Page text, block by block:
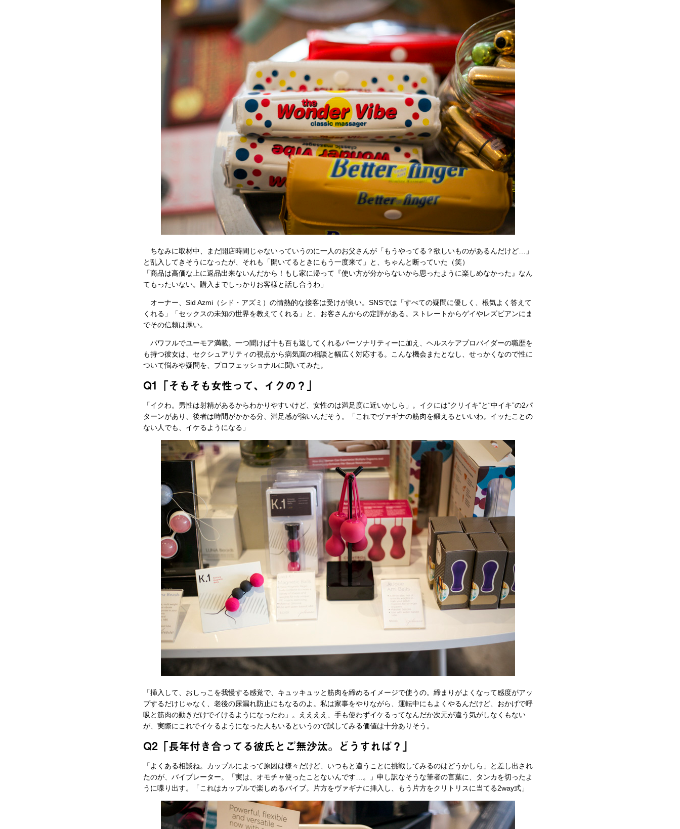
ちなみに取材中、まだ開店時間じゃないっていうのに一人のお父さんが「もうやってる？欲しいものがあるんだけど…」
と乱入してきそうになったが、それも「開いてるときにもう一度来て」と、ちゃんと断っていた（笑）
「商品は高価な上に返品出来ないんだから！もし家に帰って『使い方が分からないから思ったように楽しめなかった』なん
てもったいない。購入までしっかりお客様と話し合うわ」
オーナー、Sid Azmi（シド・アズミ）の情熱的な接客は受けが良い。SNSでは「すべての疑問に優しく、根気よく答えて
くれる」「セックスの未知の世界を教えてくれる」と、お客さんからの定評がある。ストレートからゲイやレズビアンにま
でその信頼は厚い。
パワフルでユーモア満載。一つ聞けば十も百も返してくれるパーソナリティーに加え、ヘルスケアプロバイダーの職歴を
も持つ彼女は、セクシュアリティの視点から病気面の相談と幅広く対応する。こんな機会またとなし、せっかくなので性に
ついて悩みや疑問を、プロフェッショナルに聞いてみた。
Q1「そもそも女性って、イクの？」
「イクわ。男性は射精があるからわかりやすいけど、女性のは満足度に近いかしら」。イクには“クリイキ”と“中イキ”の2パ
ターンがあり、後者は時間がかかる分、満足感が強いんだそう。「これでヴァギナの筋肉を鍛えるといいわ。イッたことの
ない人でも、イケるようになる」
「挿入して、おしっこを我慢する感覚で、キュッキュッと筋肉を締めるイメージで使うの。締まりがよくなって感度がアッ
プするだけじゃなく、老後の尿漏れ防止にもなるのよ。私は家事をやりながら、運転中にもよくやるんだけど、おかげで呼
吸と筋肉の動きだけでイけるようになったわ」。ええええ、手も使わずイケるってなんだか次元が違う気がしなくもない
が、実際にこれでイケるようになった人もいるというので試してみる価値は十分ありそう。
Q2「長年付き合ってる彼氏とご無沙汰。どうすれば？」
「よくある相談ね。カップルによって原因は様々だけど、いつもと違うことに挑戦してみるのはどうかしら」と差し出され
たのが、バイブレーター。「実は、オモチャ使ったことないんです…。」申し訳なそうな筆者の言葉に、タンカを切ったよ
うに喋り出す。「これはカップルで楽しめるバイブ。片方をヴァギナに挿入し、もう片方をクリトリスに当てる2way式」